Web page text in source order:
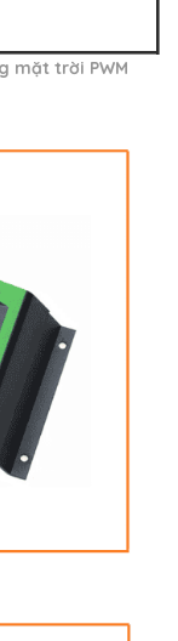
mặt trời PWM